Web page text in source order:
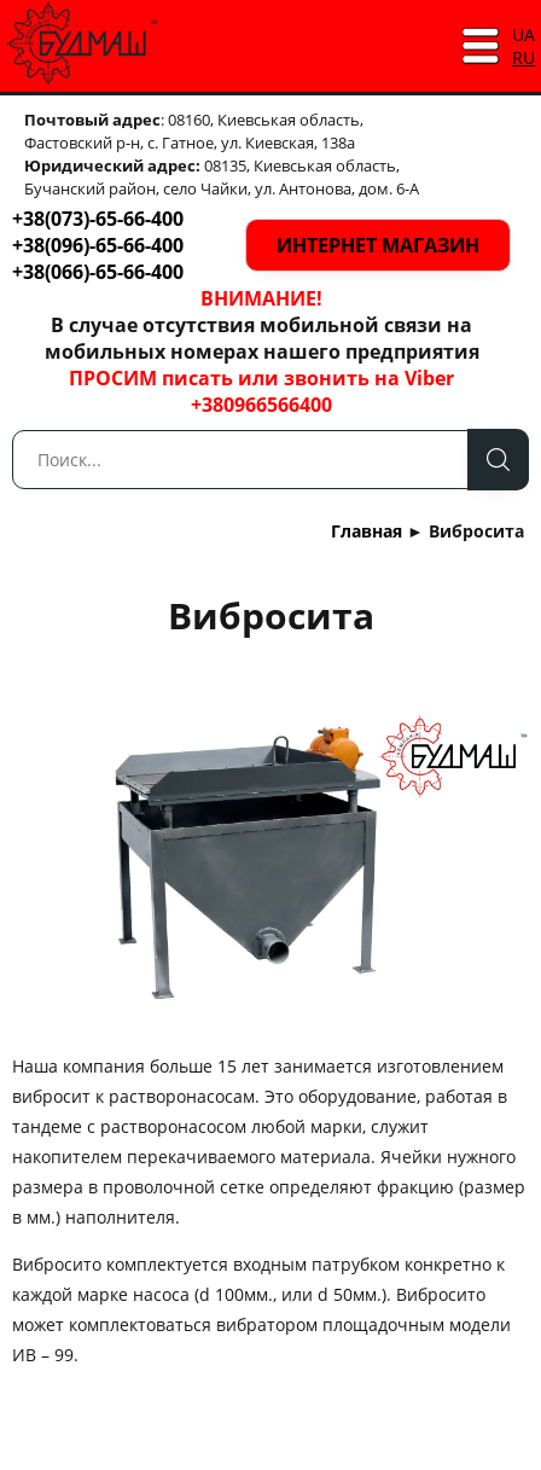
Почтовый адрес: 08160, Киевськая область,
Фастовский р-н, с. Гатное, ул. Киевская, 138а
Юридический адрес: 08135, Киевськая область,
Бучанский район, село Чайки, ул. Антонова, дом. 6-А
+38(073)-65-66-400
+38(096)-65-66-400
+38(066)-65-66-400
ИНТЕРНЕТ МАГАЗИН
ВНИМАНИЕ!
В случае отсутствия мобильной связи на
мобильных номерах нашего предприятия
ПРОСИМ писать или звонить на Viber
+380966566400
UA
RU
Главная ► Вибросита
Вибросита
Наша компания больше 15 лет занимается изготовлением
вибросит к растворонасосам. Это оборудование, работая в
тандеме с растворонасосом любой марки, служит
накопителем перекачиваемого материала. Ячейки нужного
размера в проволочной сетке определяют фракцию (размер
в мм.) наполнителя.
Вибросито комплектуется входным патрубком конкретно к
каждой марке насоса (d 100мм., или d 50мм.). Вибросито
может комплектоваться вибратором площадочным модели
ИВ – 99.